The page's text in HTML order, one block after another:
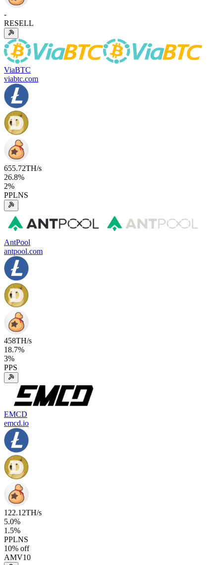
-
RESELL
ViaBTC
viabtc.com
655.72TH/s
26.8%
2%
PPLNS
AntPool
antpool.com
458TH/s
18.7%
3%
PPS
EMCD
emcd.io
122.12TH/s
5.0%
1.5%
PPLNS
10% off
AMV10